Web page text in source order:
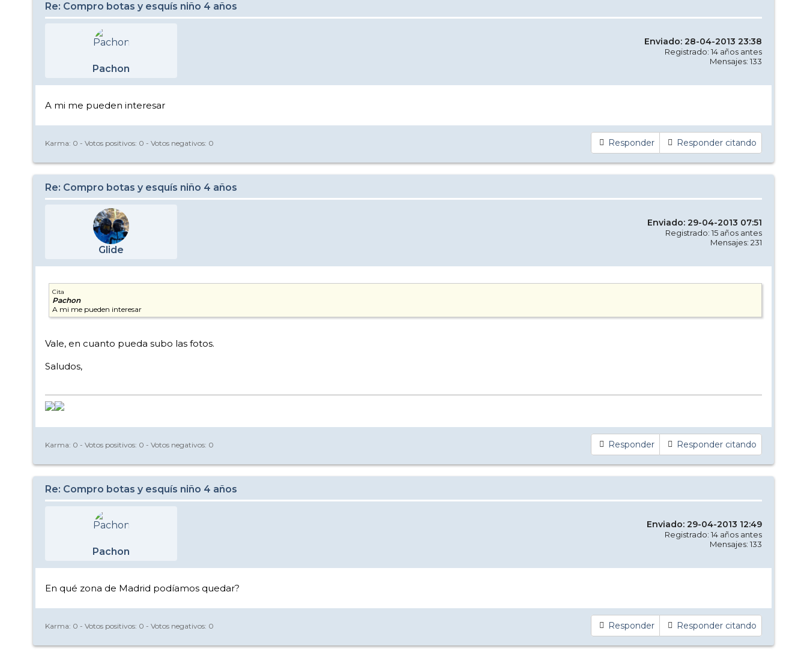
Re: Compro botas y esquís niño 4 años
Pachon
Enviado: 28-04-2013 23:38
Registrado: 14 años antes
Mensajes: 133
A mi me pueden interesar
Responder Responder citando
Karma: 0 - Votos positivos: 0 - Votos negativos: 0
Re: Compro botas y esquís niño 4 años
Glide
Enviado: 29-04-2013 07:51
Registrado: 15 años antes
Mensajes: 231
Cita
Pachon
A mi me pueden interesar
Vale, en cuanto pueda subo las fotos.
Saludos,
Responder Responder citando
Karma: 0 - Votos positivos: 0 - Votos negativos: 0
Re: Compro botas y esquís niño 4 años
Pachon
Enviado: 29-04-2013 12:49
Registrado: 14 años antes
Mensajes: 133
En qué zona de Madrid podíamos quedar?
Responder Responder citando
Karma: 0 - Votos positivos: 0 - Votos negativos: 0